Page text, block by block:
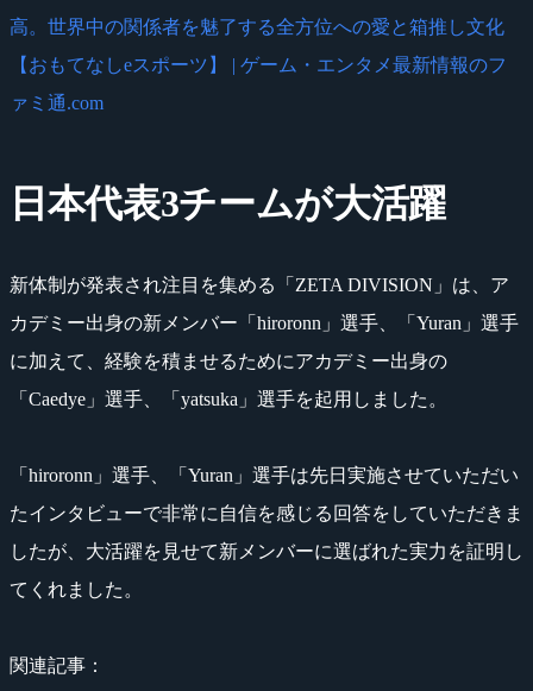
高。世界中の関係者を魅了する全方位への愛と箱推し文化
【おもてなしeスポーツ】 | ゲーム・エンタメ最新情報のフ
ァミ通.com
日本代表3チームが大活躍
新体制が発表され注目を集める「ZETA DIVISION」は、ア
カデミー出身の新メンバー「hiroronn」選手、「Yuran」選手
に加えて、経験を積ませるためにアカデミー出身の
「Caedye」選手、「yatsuka」選手を起用しました。
「hiroronn」選手、「Yuran」選手は先日実施させていただい
たインタビューで非常に自信を感じる回答をしていただきま
したが、大活躍を見せて新メンバーに選ばれた実力を証明し
てくれました。
関連記事：